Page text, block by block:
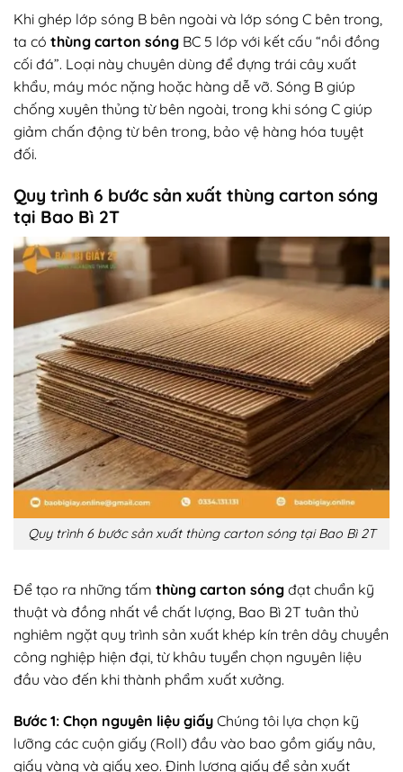
Khi ghép lớp sóng B bên ngoài và lớp sóng C bên trong,
ta có thùng carton sóng BC 5 lớp với kết cấu “nồi đồng
cối đá”. Loại này chuyên dùng để đựng trái cây xuất
khẩu, máy móc nặng hoặc hàng dễ vỡ. Sóng B giúp
chống xuyên thủng từ bên ngoài, trong khi sóng C giúp
giảm chấn động từ bên trong, bảo vệ hàng hóa tuyệt
đối.
Quy trình 6 bước sản xuất thùng carton sóng
tại Bao Bì 2T
Quy trình 6 bước sản xuất thùng carton sóng tại Bao Bì 2T
Để tạo ra những tấm thùng carton sóng đạt chuẩn kỹ
thuật và đồng nhất về chất lượng, Bao Bì 2T tuân thủ
nghiêm ngặt quy trình sản xuất khép kín trên dây chuyền
công nghiệp hiện đại, từ khâu tuyển chọn nguyên liệu
đầu vào đến khi thành phẩm xuất xưởng.
Bước 1: Chọn nguyên liệu giấy Chúng tôi lựa chọn kỹ
lưỡng các cuộn giấy (Roll) đầu vào bao gồm giấy nâu,
giấy vàng và giấy xeo. Định lượng giấy để sản xuất